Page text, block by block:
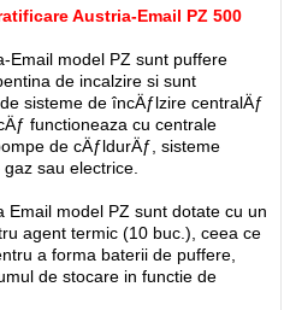
Austria-Email PZ 500
Email model PZ sunt puffere
de incalzire si sunt
sisteme de încÄƒlzire centralÄƒ
functioneaza cu centrale
de cÄƒldurÄƒ, sisteme
sau electrice.
Email model PZ sunt dotate cu un
agent termic (10 buc.), ceea ce
a forma baterii de puffere,
de stocare in functie de